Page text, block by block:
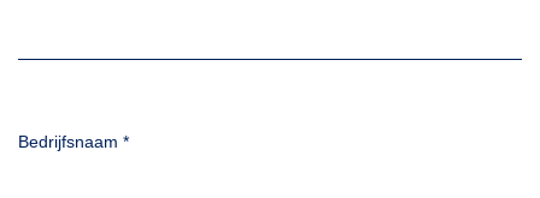
Bedrijfsnaam *